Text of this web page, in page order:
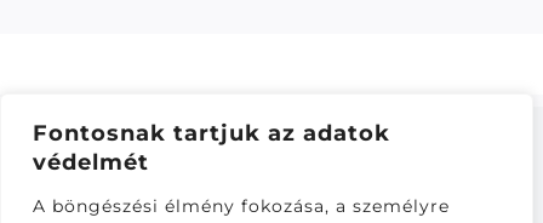
Fontosnak tartjuk az adatok
védelmét
A böngészési élmény fokozása, a személyre
ELÁLLÁS